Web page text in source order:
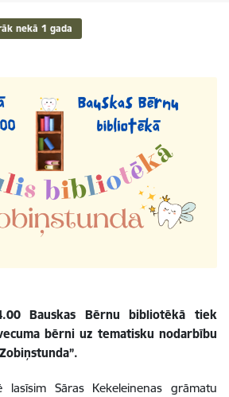
nekā 1 gada
Bauskas Bērnu bibliotēkā tiek
bērni uz tematisku nodarbību
lasīsim Sāras Kekeleinenas grāmatu